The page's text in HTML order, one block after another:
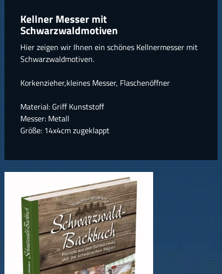
Kellner Messer mit
Schwarzwaldmotiven
Hier zeigen wir Ihnen ein schönes Kellnermesser mit
Schwarzwaldmotiven.
Korkenzieher,kleines Messer, Flaschenöffner
Material: Griff Kunststoff
Messer: Metall
Größe: 14x4cm zugeklappt